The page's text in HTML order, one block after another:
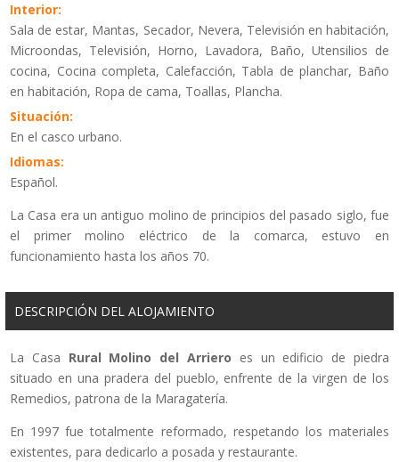
Interior:
Sala de estar, Mantas, Secador, Nevera, Televisión en habitación,
Microondas, Televisión, Horno, Lavadora, Baño, Utensilios de
cocina, Cocina completa, Calefacción, Tabla de planchar, Baño
en habitación, Ropa de cama, Toallas, Plancha.
Situación:
En el casco urbano.
Idiomas:
Español.
La Casa era un antiguo molino de principios del pasado siglo, fue
el primer molino eléctrico de la comarca, estuvo en
funcionamiento hasta los años 70.
DESCRIPCIÓN DEL ALOJAMIENTO
La Casa Rural Molino del Arriero es un edificio de piedra
situado en una pradera del pueblo, enfrente de la virgen de los
Remedios, patrona de la Maragatería.
En 1997 fue totalmente reformado, respetando los materiales
existentes, para dedicarlo a posada y restaurante.